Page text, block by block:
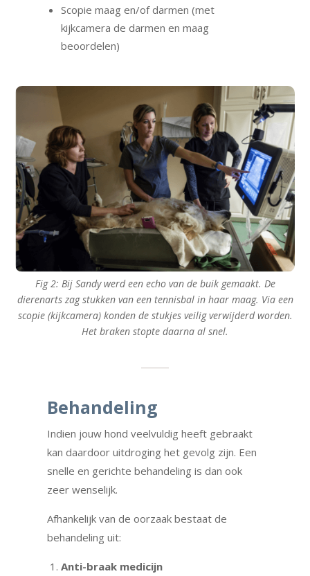
Scopie maag en/of darmen (met
kijkcamera de darmen en maag
beoordelen)
Fig 2: Bij Sandy werd een echo van de buik gemaakt. De
dierenarts zag stukken van een tennisbal in haar maag. Via een
scopie (kijkcamera) konden de stukjes veilig verwijderd worden.
Het braken stopte daarna al snel.
Behandeling
Indien jouw hond veelvuldig heeft gebraakt
kan daardoor uitdroging het gevolg zijn. Een
snelle en gerichte behandeling is dan ook
zeer wenselijk.
Afhankelijk van de oorzaak bestaat de
behandeling uit:
Anti-braak medicijn